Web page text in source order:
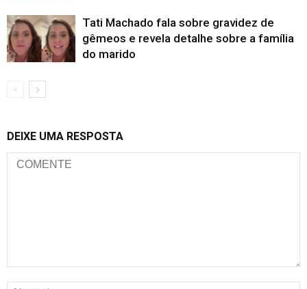
Tati Machado fala sobre gravidez de
gêmeos e revela detalhe sobre a família
do marido
DEIXE UMA RESPOSTA